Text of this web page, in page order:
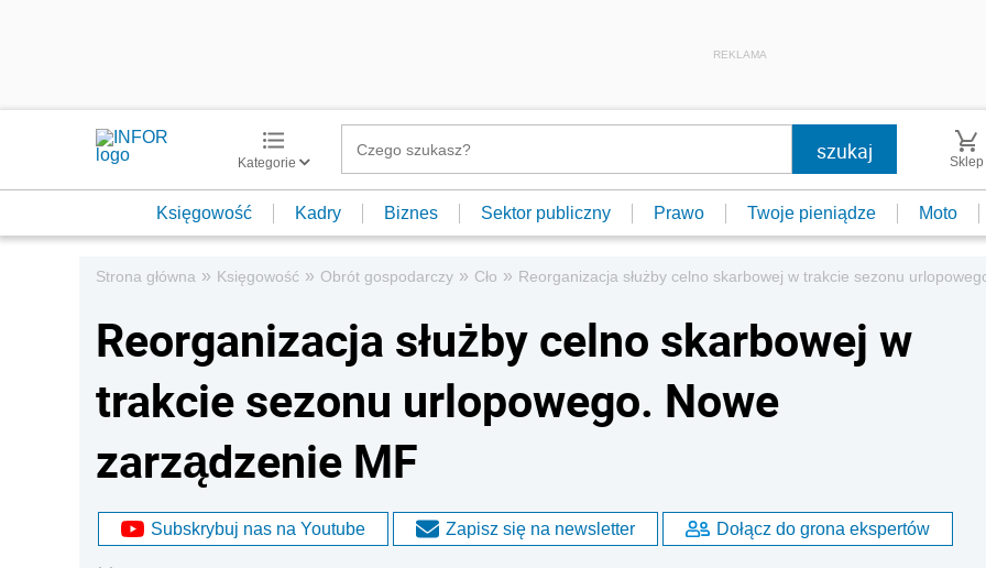
REKLAMA
Kategorie Sklep
Księgowość Kadry Biznes Sektor publiczny Prawo Twoje pieniądze Moto
Strona główna » Księgowość » Obrót gospodarczy » Cło » Reorganizacja służby celno skarbowej w trakcie sezonu
Reorganizacja służby celno skarbowej w
trakcie sezonu urlopowego. Nowe
zarządzenie MF
Subskrybuj nas na Youtube Zapisz się na newsletter Dołącz do grona ekspertów